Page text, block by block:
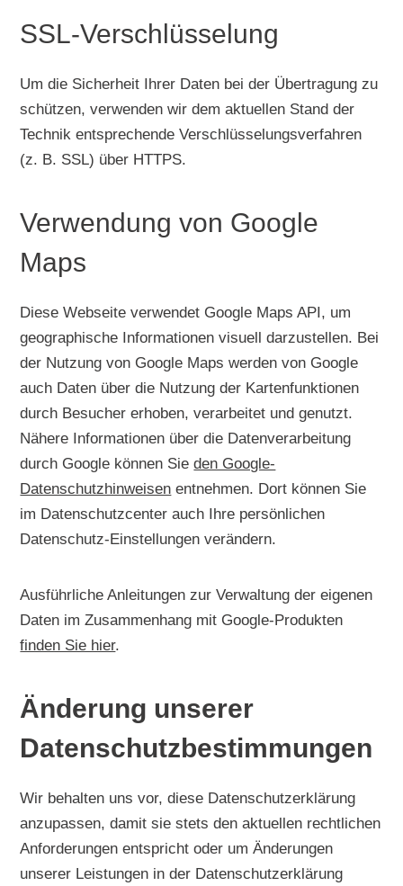
SSL-Verschlüsselung
Um die Sicherheit Ihrer Daten bei der Übertragung zu
schützen, verwenden wir dem aktuellen Stand der
Technik entsprechende Verschlüsselungsverfahren
(z. B. SSL) über HTTPS.
Verwendung von Google
Maps
Diese Webseite verwendet Google Maps API, um
geographische Informationen visuell darzustellen. Bei
der Nutzung von Google Maps werden von Google
auch Daten über die Nutzung der Kartenfunktionen
durch Besucher erhoben, verarbeitet und genutzt.
Nähere Informationen über die Datenverarbeitung
durch Google können Sieden Google-
Datenschutzhinweisen entnehmen. Dort können Sie
im Datenschutzcenter auch Ihre persönlichen
Datenschutz-Einstellungen verändern.
Ausführliche Anleitungen zur Verwaltung der eigenen
Daten im Zusammenhang mit Google-Produkten
finden Sie hier.
Änderung unserer
Datenschutzbestimmungen
Wir behalten uns vor, diese Datenschutzerklärung
anzupassen, damit sie stets den aktuellen rechtlichen
Anforderungen entspricht oder um Änderungen
unserer Leistungen in der Datenschutzerklärung